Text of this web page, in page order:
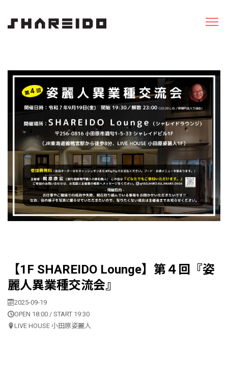
【1F SHAREIDO Lounge】第４回『姿
麗人異業種交流会』
2025-09-19
OPEN 18:00 / START 19:30
LIVE HOUSE 小田原姿麗人